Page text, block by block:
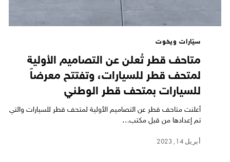
سيّارات ويخوت
متاحف قطر تُعلن عن التصاميم الأولية
لمتحف قطر للسيارات، وتفتتح معرضاً
للسيارات بمتحف قطر الوطني
أعلنت متاحف قطر عن التصاميم الأولية لمتحف قطر للسيارات والتي
تم إعدادها من قبل مكتب…
أبريل 14, 2023